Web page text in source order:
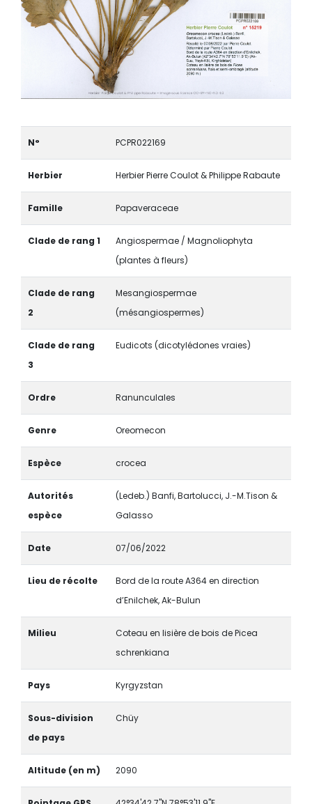
N° PCPR022169
Herbier Herbier Pierre Coulot & Philippe Rabaute
Famille Papaveraceae
Clade de rang 1
Angiospermae / Magnoliophyta
(plantes à fleurs)
Clade de rang
2
Mesangiospermae
(mésangiospermes)
Clade de rang
3
Eudicots (dicotylédones vraies)
Ordre Ranunculales
Genre Oreomecon
Espèce crocea
Autorités
espèce
(Ledeb.) Banfi, Bartolucci, J.-M.Tison &
Galasso
Date 07/06/2022
Lieu de récolte
Bord de la route A364 en direction
d’Enilchek, Ak-Bulun
Milieu
Coteau en lisière de bois de Picea
schrenkiana
Pays Kyrgyzstan
Sous-division
de pays
Chüy
Altitude (en m) 2090